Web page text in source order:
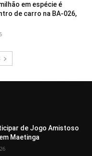
em espécie é
de carro na BA-026,
de Jogo Amistoso
Maetinga